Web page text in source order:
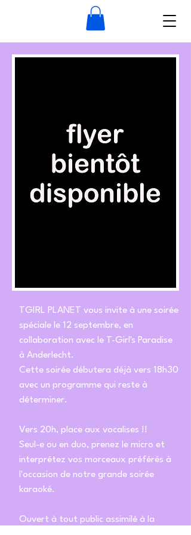
TGIRL PLANET vous invite à une soirée
spéciale le 12 septembre, en
collaboration avec le T-Girl's Paradise
à Anderlecht.
Cette soirée débutera déjà vers 18h30
avec un programme qui reste à
déterminer.
Vers 20h, place aux vocalises !!
Seul-e ou en duo, prenez le micro et
interprétez vos morceaux préférés à
l'occasion de notre grande soirée
karaoké.
Ouvert à tout public assimilé à la